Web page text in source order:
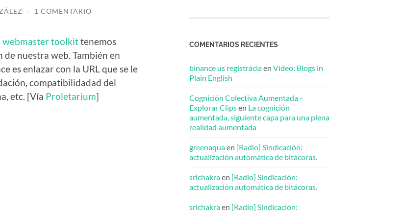
/ 1 COMENTARIO
webmaster toolkittenemos
nuestra web. También en
es enlazar con la URL que se le
compatibilidadad del
etc. [Vía Proletarium]
COMENTARIOS RECIENTES
binance us registráciaen Vídeo: Blogs in
Plain English
Cognición Colectiva Aumentada -
Explorar Clipsen La cognición
aumentada, siguiente capa para una plena
realidad aumentada
greenaquaen [Radio] Sindicación:
actualización automática de bitácoras.
srichakraen [Radio] Sindicación:
actualización automática de bitácoras.
srichakraen [Radio] Sindicación: